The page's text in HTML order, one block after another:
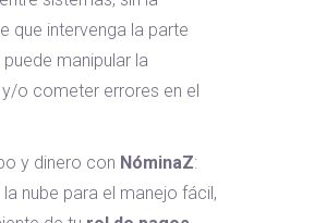
que intervenga la parte
manipular la
o cometer errores en el
y dinero con NóminaZ:
nube para el manejo fácil,